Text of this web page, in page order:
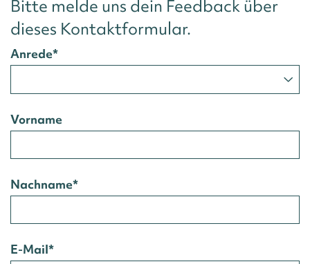
Bitte melde uns dein Feedback über
dieses Kontaktformular.
Anrede*
Vorname
Nachname*
E-Mail*